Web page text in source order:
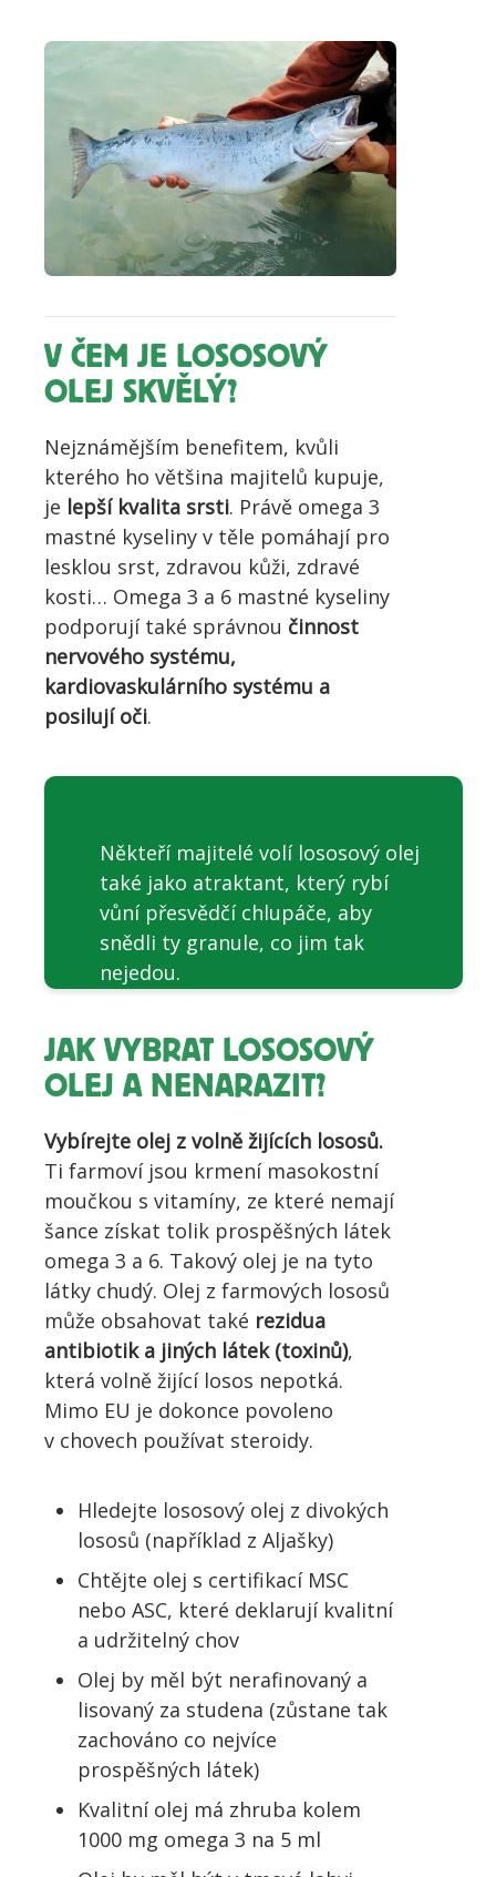
V ČEM JE LOSOSOVÝ
OLEJ SKVĚLÝ?
Nejznámějším benefitem, kvůli
kterého ho většina majitelů kupuje,
je lepší kvalita srsti. Právě omega 3
mastné kyseliny v těle pomáhají pro
lesklou srst, zdravou kůži, zdravé
kosti… Omega 3 a 6 mastné kyseliny
podporují také správnou činnost
nervového systému,
kardiovaskulárního systému a
posilují oči.
Někteří majitelé volí lososový olej
také jako atraktant, který rybí
vůní přesvědčí chlupáče, aby
snědli ty granule, co jim tak
nejedou.
JAK VYBRAT LOSOSOVÝ
OLEJ A NENARAZIT?
Vybírejte olej z volně žijících lososů.
Ti farmoví jsou krmení masokostní
moučkou s vitamíny, ze které nemají
šance získat tolik prospěšných látek
omega 3 a 6. Takový olej je na tyto
látky chudý. Olej z farmových lososů
může obsahovat také rezidua
antibiotik a jiných látek (toxinů),
která volně žijící losos nepotká.
Mimo EU je dokonce povoleno
v chovech používat steroidy.
Hledejte lososový olej z divokých
lososů (například z Aljašky)
Chtějte olej s certifikací MSC
nebo ASC, které deklarují kvalitní
a udržitelný chov
Olej by měl být nerafinovaný a
lisovaný za studena (zůstane tak
zachováno co nejvíce
prospěšných látek)
Kvalitní olej má zhruba kolem
1000 mg omega 3 na 5 ml